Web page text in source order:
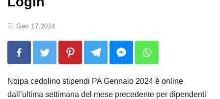
Gen 17,2024
Noipa cedolino stipendi PA Gennaio 2024 è online
dall’ultima settimana del mese precedente per dipendenti